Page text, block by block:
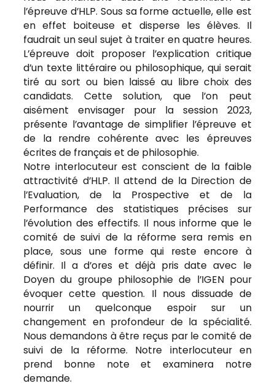
l’épreuve d’HLP. Sous sa forme actuelle, elle est
en effet boiteuse et disperse les élèves. Il
faudrait un seul sujet à traiter en quatre heures.
L’épreuve doit proposer l’explication critique
d’un texte littéraire ou philosophique, qui serait
tiré au sort ou bien laissé au libre choix des
candidats. Cette solution, que l’on peut
aisément envisager pour la session 2023,
présente l’avantage de simplifier l’épreuve et
de la rendre cohérente avec les épreuves
écrites de français et de philosophie.
Notre interlocuteur est conscient de la faible
attractivité d’HLP. Il attend de la Direction de
l’Evaluation, de la Prospective et de la
Performance des statistiques précises sur
l’évolution des effectifs. Il nous informe que le
comité de suivi de la réforme sera remis en
place, sous une forme qui reste encore à
définir. Il a d’ores et déjà pris date avec le
Doyen du groupe philosophie de l’IGEN pour
évoquer cette question. Il nous dissuade de
nourrir un quelconque espoir sur un
changement en profondeur de la spécialité.
Nous demandons à être reçus par le comité de
suivi de la réforme. Notre interlocuteur en
prend bonne note et examinera notre
demande.